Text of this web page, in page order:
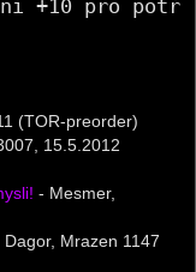
+10 pro
(TOR-preorder)
15.5.2012
- Mesmer,
Dagor, Mrazen 1147